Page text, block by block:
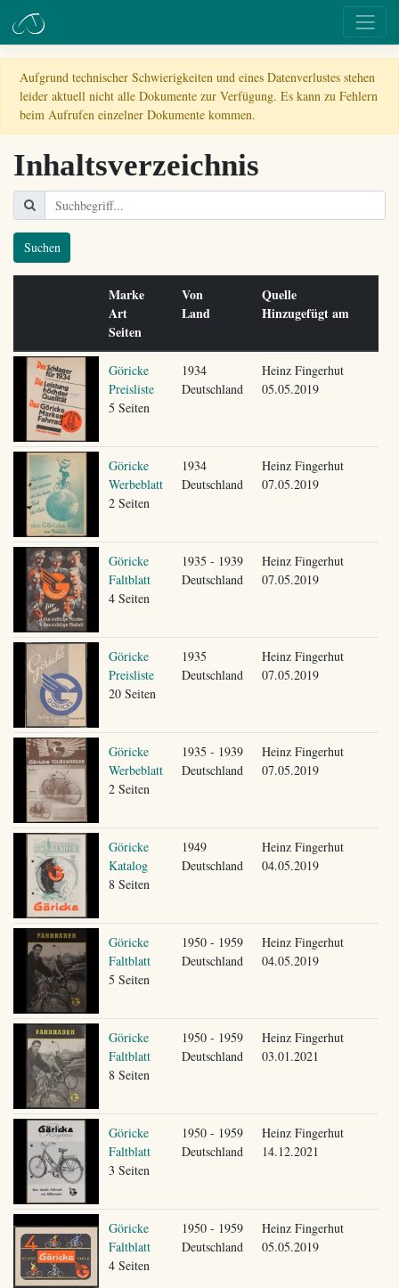
Aufgrund technischer Schwierigkeiten und eines Datenverlustes stehen
leider aktuell nicht alle Dokumente zur Verfügung. Es kann zu Fehlern
beim Aufrufen einzelner Dokumente kommen.
Inhaltsverzeichnis
Suchen
Marke
Art
Seiten
Von
Land
Quelle
Hinzugefügt am
Göricke
Preisliste
5 Seiten
1934
Deutschland
Heinz Fingerhut
05.05.2019
Göricke
Werbeblatt
2 Seiten
1934
Deutschland
Heinz Fingerhut
07.05.2019
Göricke
Faltblatt
4 Seiten
1935 - 1939
Deutschland
Heinz Fingerhut
07.05.2019
Göricke
Preisliste
20 Seiten
1935
Deutschland
Heinz Fingerhut
07.05.2019
Göricke
Werbeblatt
2 Seiten
1935 - 1939
Deutschland
Heinz Fingerhut
07.05.2019
Göricke
Katalog
8 Seiten
1949
Deutschland
Heinz Fingerhut
04.05.2019
Göricke
Faltblatt
5 Seiten
1950 - 1959
Deutschland
Heinz Fingerhut
04.05.2019
Göricke
Faltblatt
8 Seiten
1950 - 1959
Deutschland
Heinz Fingerhut
03.01.2021
Göricke
Faltblatt
3 Seiten
1950 - 1959
Deutschland
Heinz Fingerhut
14.12.2021
Göricke
Faltblatt
4 Seiten
1950 - 1959
Deutschland
Heinz Fingerhut
05.05.2019